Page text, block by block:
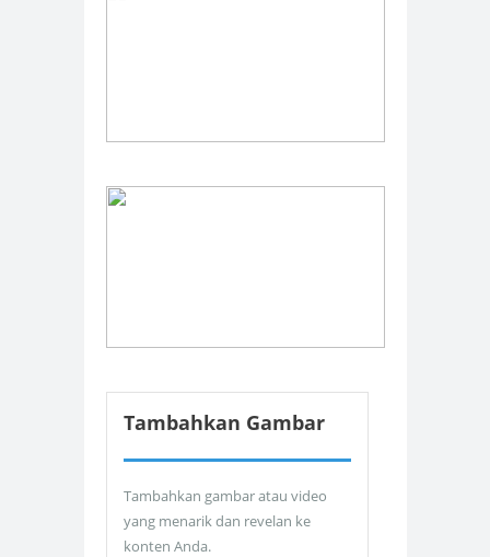
Tambahkan Gambar
Tambahkan gambar atau video
yang menarik dan revelan ke
konten Anda.